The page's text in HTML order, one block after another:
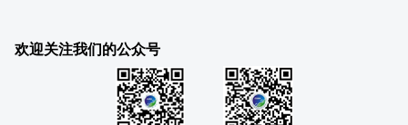
欢迎关注我们的公众号